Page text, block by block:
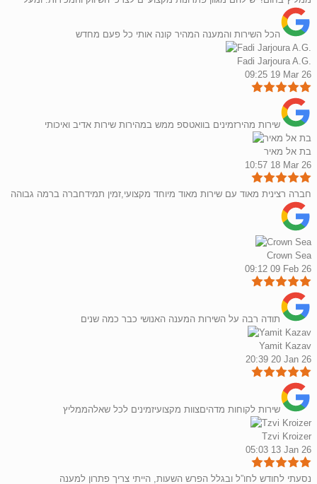
הכל השירות והמענה המהיר קונה אותי כל פעם מחדש
Fadi Jarjoura A.G.
09:25 19 Mar 26
שירות מהירזמינים בוואטספ ממש במהירות שירות אדיב ואיכותי
בת אל מאיר
10:57 18 Mar 26
חברה רצינית מאוד עם שירות מאוד מיוחד מקצועי,זמין תמידחברה ברמה גבוהה
Crown Sea
09:12 09 Feb 26
תודה רבה על השירות המענה האנושי כבר כמה שנים
Yamit Kazav
20:39 20 Jan 26
שירות לקוחות מדהיםצוות מקצועיזמינים לכל שאלהממליץ
Tzvi Kroizer
05:03 13 Jan 26
נסעתי לחודש לחו”ל ובגלל הפרש השעות, הייתי צריך פתרון למענה